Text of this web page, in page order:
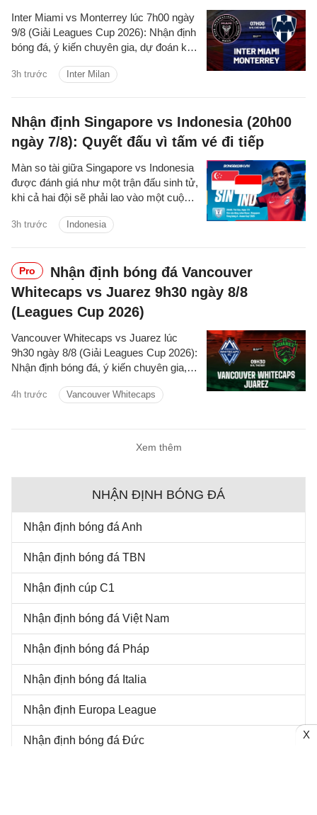
3h trước Inter Milan
Inter Miami vs Monterrey lúc 7h00 ngày
9/8 (Giải Leagues Cup 2026): Nhận định
bóng đá, ý kiến chuyên gia, dự đoán kết
Nhận định Singapore vs Indonesia (20h00
ngày 7/8): Quyết đấu vì tấm vé đi tiếp
3h trước Indonesia
Màn so tài giữa Singapore vs Indonesia
được đánh giá như một trận đấu sinh tử,
khi cả hai đội sẽ phải lao vào một cuộc
vào bán kết.
Pro
Nhận định bóng đá Vancouver
Whitecaps vs Juarez 9h30 ngày 8/8
(Leagues Cup 2026)
4h trước Vancouver Whitecaps
Vancouver Whitecaps vs Juarez lúc
9h30 ngày 8/8 (Giải Leagues Cup 2026):
Nhận định bóng đá, ý kiến chuyên gia,
trận đấu.
Xem thêm
NHẬN ĐỊNH BÓNG ĐÁ
Nhận định bóng đá Anh
Nhận định bóng đá TBN
Nhận định cúp C1
Nhận định bóng đá Việt Nam
Nhận định bóng đá Pháp
Nhận định bóng đá Italia
Nhận định Europa League
Nhận định bóng đá Đức X